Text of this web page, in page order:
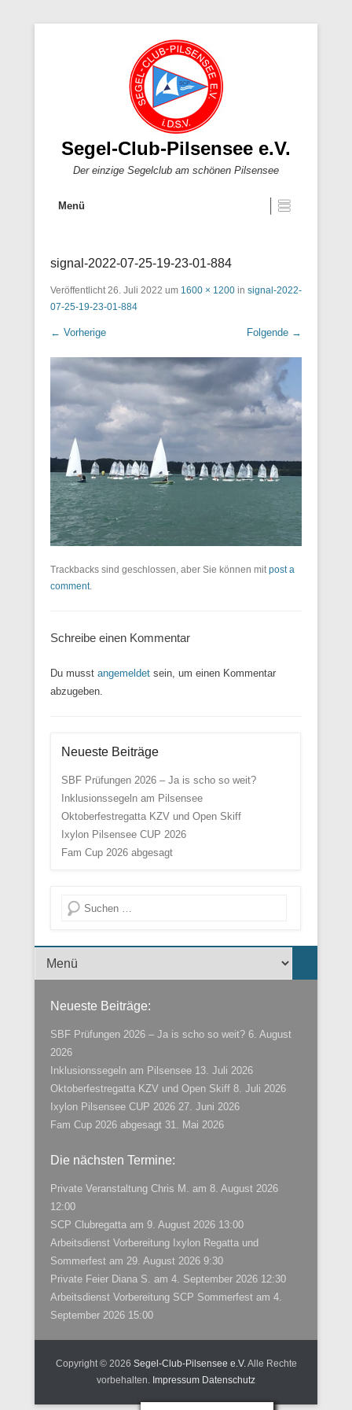
Segel-Club-Pilsensee e.V.
Der einzige Segelclub am schönen Pilsensee
Menü
signal-2022-07-25-19-23-01-884
Veröffentlicht26. Juli 2022 um 1600 × 1200 in signal-2022-
07-25-19-23-01-884
← Vorherige Folgende →
Trackbacks sind geschlossen, aber Sie können mitpost a
comment.
Schreibe einen Kommentar
Du musst angemeldet sein, um einen Kommentar
abzugeben.
Neueste Beiträge
SBF Prüfungen 2026 – Ja is scho so weit?
Inklusionssegeln am Pilsensee
Oktoberfestregatta KZV und Open Skiff
Ixylon Pilsensee CUP 2026
Fam Cup 2026 abgesagt
Suche
Menü der Fußzeile
Neueste Beiträge:
SBF Prüfungen 2026 – Ja is scho so weit? 6. August
2026
Inklusionssegeln am Pilsensee 13. Juli 2026
Oktoberfestregatta KZV und Open Skiff 8. Juli 2026
Ixylon Pilsensee CUP 2026 27. Juni 2026
Fam Cup 2026 abgesagt 31. Mai 2026
Die nächsten Termine:
Private Veranstaltung Chris M. am 8. August 2026
12:00
SCP Clubregatta am 9. August 2026 13:00
Arbeitsdienst Vorbereitung Ixylon Regatta und
Sommerfest am 29. August 2026 9:30
Private Feier Diana S. am 4. September 2026 12:30
Arbeitsdienst Vorbereitung SCP Sommerfest am 4.
September 2026 15:00
Copyright © 2026 Segel-Club-Pilsensee e.V.Alle Rechte
vorbehalten. Impressum Datenschutz